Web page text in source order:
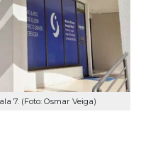
7. (Foto: Osmar Veiga)